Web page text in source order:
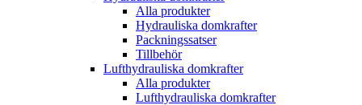
Alla produkter
Hydrauliska domkrafter
Packningssatser
Tillbehör
Lufthydrauliska domkrafter
Alla produkter
Lufthydrauliska domkrafter